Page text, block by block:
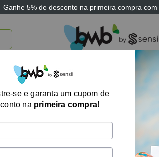
Ganhe 5% de desconto na primeira compra
BRINQUEDOS E JOGOS ARK THERAPEUTIC
se e garanta um cupom de
na primeira compra!